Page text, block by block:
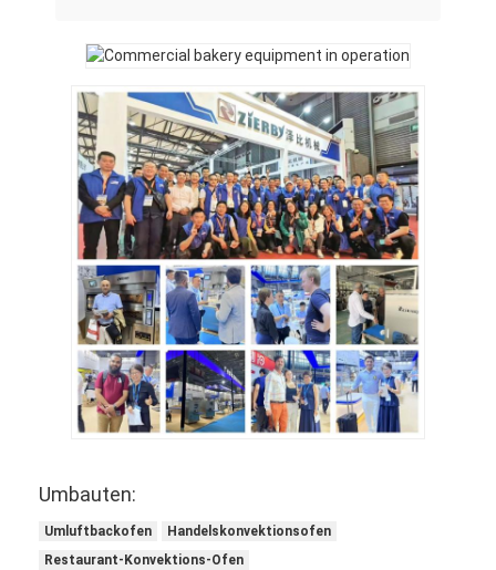
Handelsbrotschneidemaschine
Bäckereiprüfer
Kühlschrankeinspeicher
Etagenofen
Handelsbackofen
Konvektionsofen
Kombidämpfer
Pizzaofen
Kleine Bäckerausrüstung
Gefrierschrank für Verkaufsbildschirme
Gefrierschrank für Arbeitsplätze
Umbauten:
Umluftbackofen
Handelskonvektionsofen
Restaurant-Konvektions-Ofen